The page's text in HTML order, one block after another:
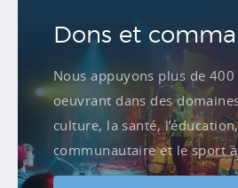
Dons et
Nous appuyons plus de
oeuvrant dans des
culture, la santé,
communautaire et le sport